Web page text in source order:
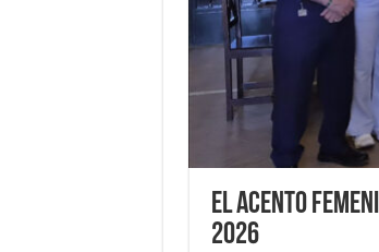
El acento
2026